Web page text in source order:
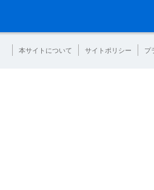
本サイトについて サイトポリシー プ